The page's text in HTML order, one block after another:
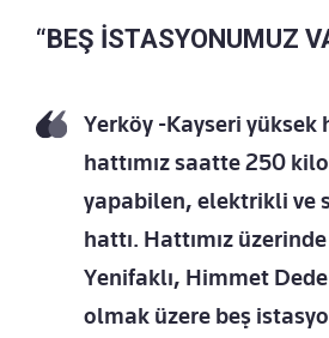
“BEŞ İSTASYONUMUZ
Yerköy -Kayseri yüksek
hattımız saatte 250
yapabilen, elektrikli ve
hattı. Hattımız
Yenifaklı, Himmet
olmak üzere beş